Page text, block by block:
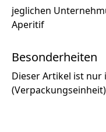
jeglichen
Aperitif
Besonderheiten
Dieser Artikel ist nur